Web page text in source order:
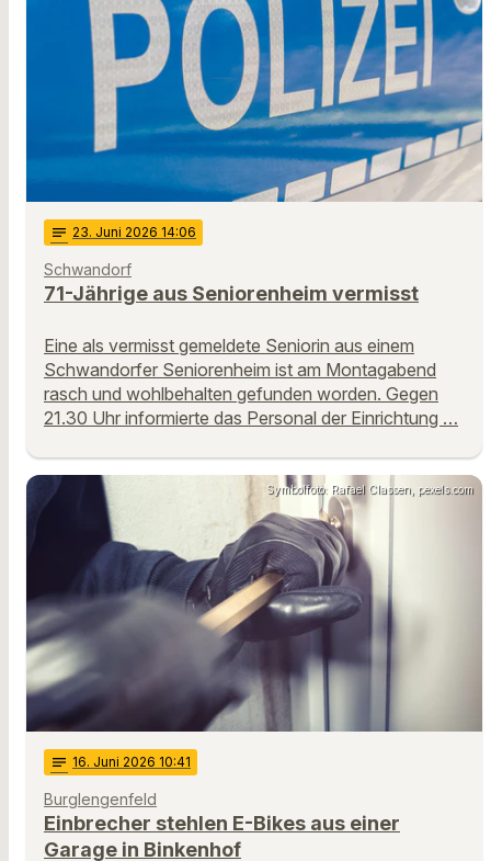
notes 23. Juni 2026 14:06
Schwandorf
71-Jährige aus Seniorenheim vermisst
Eine als vermisst gemeldete Seniorin aus einem
Schwandorfer Seniorenheim ist am Montagabend
rasch und wohlbehalten gefunden worden. Gegen
21.30 Uhr informierte das Personal der Einrichtung …
Symbolfoto: Rafael Classen, pexels.com
notes 16. Juni 2026 10:41
Burglengenfeld
Einbrecher stehlen E-Bikes aus einer
Garage in Binkenhof